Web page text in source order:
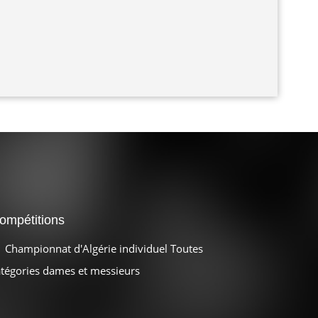
Championnat d'Algérie individuel Toutes
dames et messieurs